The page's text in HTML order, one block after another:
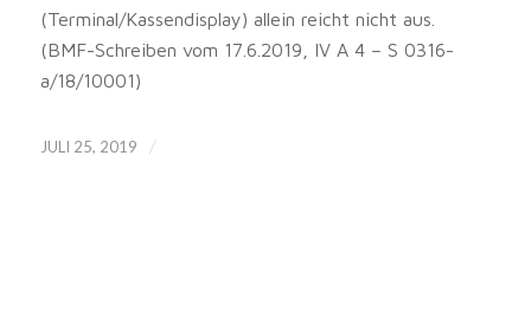
(Terminal/Kassendisplay) allein reicht nicht aus.
(BMF-Schreiben vom 17.6.2019, IV A 4 – S 0316-
a/18/10001)
JULI 25, 2019 /